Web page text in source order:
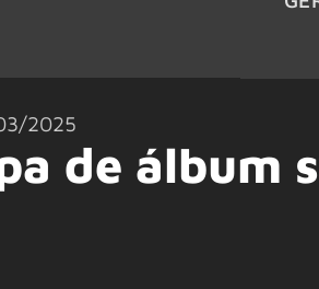
2025
de álbum